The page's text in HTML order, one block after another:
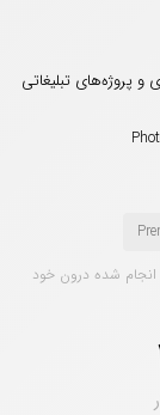
شده درون خود